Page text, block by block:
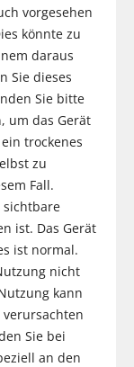
vorgesehen
könnte zu
daraus
Sie dieses
Sie bitte
um das Gerät
trockenes
zu
Fall.
sichtbare
ist. Das Gerät
ist normal.
nicht
kann
Sie bei
an den